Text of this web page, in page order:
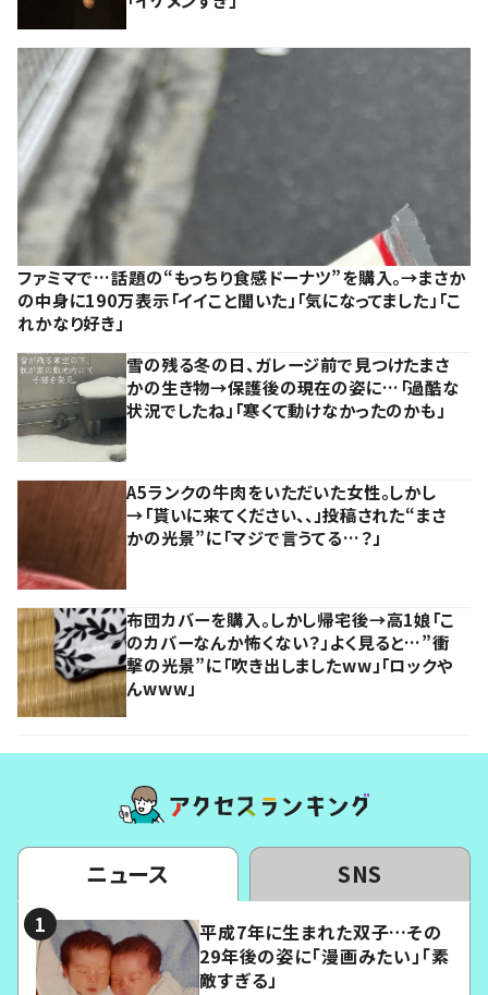
ファミマで…話題の“もっちり食感ドーナツ”を購入。→まさか
の中身に190万表示「イイこと聞いた」「気になってました」「こ
れかなり好き」
雪の残る冬の日、ガレージ前で見つけたまさ
かの生き物→保護後の現在の姿に…「過酷な
状況でしたね」「寒くて動けなかったのかも」
A5ランクの牛肉をいただいた女性。しかし
→「貰いに来てください、、」投稿された“まさ
かの光景”に「マジで言うてる…？」
布団カバーを購入。しかし帰宅後→高1娘「こ
のカバーなんか怖くない？」よく見ると…”衝
撃の光景”に「吹き出しましたww」「ロックや
んwww」
ニュース SNS
平成7年に生まれた双子…その
29年後の姿に「漫画みたい」「素
敵すぎる」